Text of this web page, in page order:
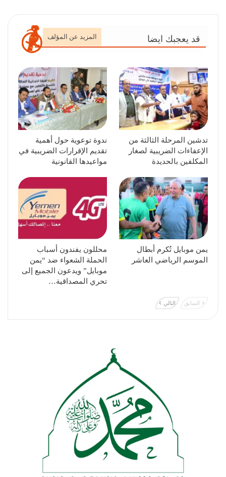
قد يعجبك ايضا المزيد عن المؤلف
تدشين المرحلة الثالثة من
الإعفاءات الضريبية لصغار
المكلفين بالحديدة
ندوة توعوية حول أهمية
تقديم الإقرارات الضريبية في
مواعيدها القانونية
يمن موبايل تُكرم أبطال
الموسم الرياضي العاشر
محللون يفندون أسباب
الحملة الشعواء ضد “يمن
موبايل” ويدعون الجميع إلى
تحري المصداقية…
السابق التالي